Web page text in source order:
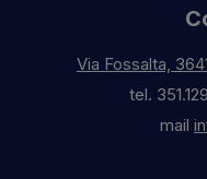
Via Fossalta,
tel.
mail